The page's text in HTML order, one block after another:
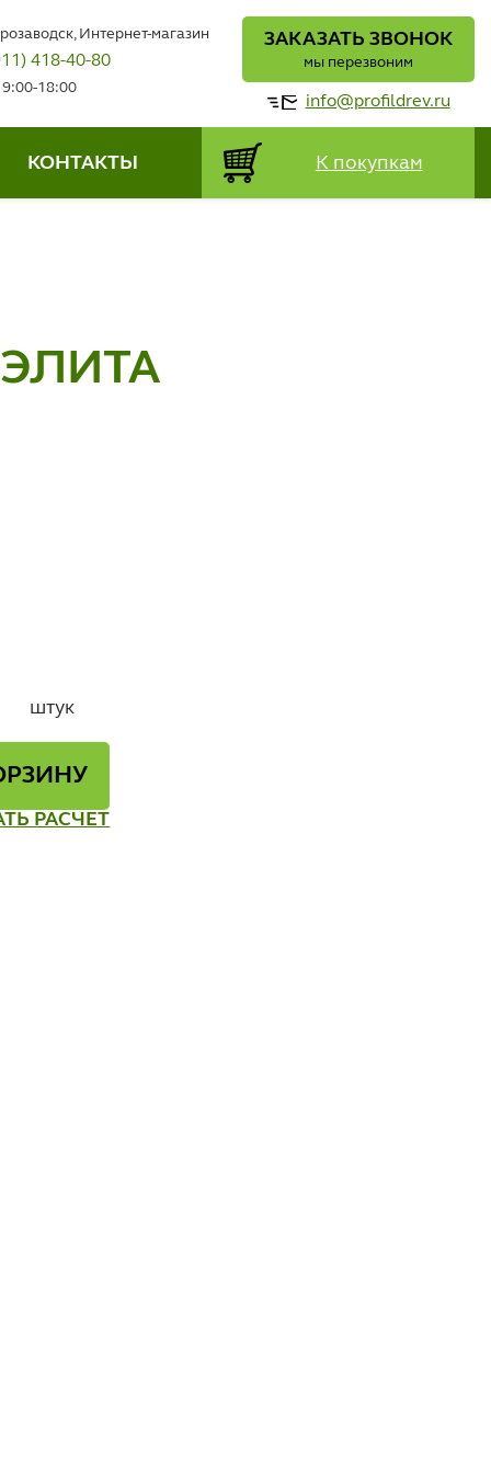
Интернет-магазин
418-40-80
9:00-18:00
ЗАКАЗАТЬ ЗВОНОК
мы перезвоним
info@profildrev.ru
КОНТАКТЫ К покупкам
штук
РАСЧЕТ